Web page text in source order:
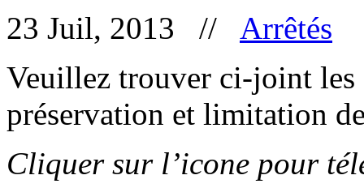
23 Juil, 2013 // Arrêtés
Veuillez trouver ci-joint les
préservation et limitation
Cliquer sur l’icone pour